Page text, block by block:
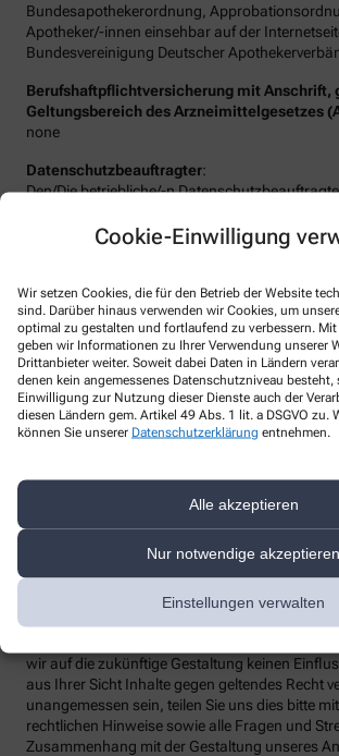
Cookie-Einwilligung
Wir setzen Cookies, die für den Betrieb der Website
sind. Darüber hinaus verwenden wir Cookies, um
optimal zu gestalten und fortlaufend zu verbessern.
geben wir Informationen zu Ihrer Verwendung unserer
Drittanbieter weiter. Soweit dabei Daten in Ländern
denen kein angemessenes Datenschutzniveau besteht,
Einwilligung zur Nutzung dieser Dienste auch der
diesen Ländern gem. Artikel 49 Abs. 1 lit. a DSGVO zu.
können Sie unserer Datenschutzerklärung entnehmen.
Alle akzeptieren
Nur notwendige akzeptieren
Einstellungen verwalten
Bundesapothekerordnung,
Apotheker/-innen einsehbar auf der
Bundesvereinigung Deutscher
Berufshaftpflichtversicherung mit Anschrift,
Geltungsbereich des Arzneimittelgesetzes
none
Datenschutzbeauftragter:
Den/Die betriebliche/-n
Michael Triesch
Rheindamm 13, 40668 Meerbusch
Fax:+49-21507948985
Email:m.triesch@ds-services.de
Website:www.ds-services.de
Weitere Hinweise
Streitschlichtung
Wir sind weder verpflichtet noch bereit, an einem
teilzunehmen.
der gebotenen Sorgfalt und nach bestem
wir mittels Links auf Internetseiten Dritter
keine Gewähr für die fortwährende Aktualität,
wir auf die zukünftige Gestaltung keinen
aus Ihrer Sicht Inhalte gegen geltendes Recht
unangemessen sein, teilen Sie uns dies bitte
rechtlichen Hinweise sowie alle Fragen und
Zusammenhang mit der Gestaltung unseres